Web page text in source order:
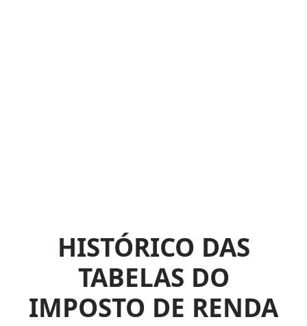
HISTÓRICO DAS
TABELAS DO
IMPOSTO DE RENDA